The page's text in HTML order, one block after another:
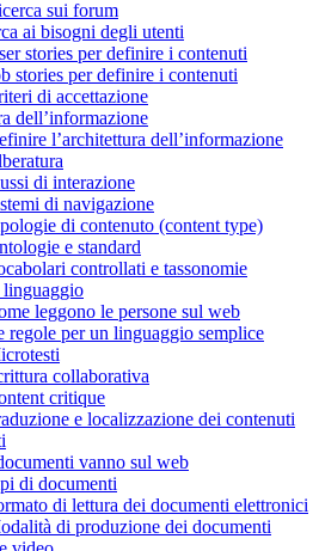
sui forum
ai bisogni degli utenti
stories per definire i contenuti
stories per definire i contenuti
di accettazione
dell’informazione
l’architettura dell’informazione
di interazione
di navigazione
di contenuto (content type)
e standard
controllati e tassonomie
linguaggio
leggono le persone sul web
regole per un linguaggio semplice
collaborativa
critique
e localizzazione dei contenuti
vanno sul web
di documenti
di lettura dei documenti elettronici
di produzione dei documenti